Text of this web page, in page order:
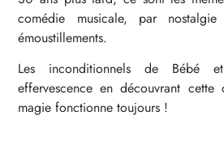
comédie musicale, par
émoustillements.
Les inconditionnels de Bébé
effervescence en découvrant cette
magie fonctionne toujours !